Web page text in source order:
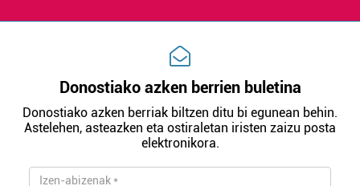
Donostiako azken berrien buletina
Donostiako azken berriak biltzen ditu bi egunean behin.
Astelehen, asteazken eta ostiraletan iristen zaizu posta
elektronikora.